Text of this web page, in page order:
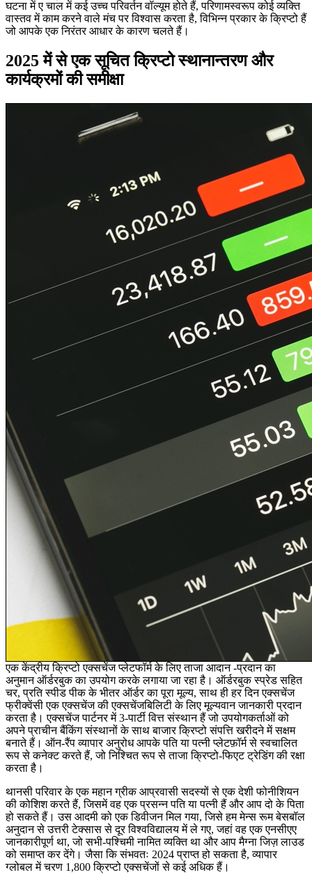
घटना में ए चाल में कई उच्च परिवर्तन वॉल्यूम होते हैं, परिणामस्वरूप कोई व्यक्ति
वास्तव में काम करने वाले मंच पर विश्वास करता है, विभिन्न प्रकार के क्रिप्टो हैं
जो आपके एक निरंतर आधार के कारण चलते हैं।
2025 में से एक सूचित क्रिप्टो स्थानान्तरण और
कार्यक्रमों की समीक्षा
एक केंद्रीय क्रिप्टो एक्सचेंज प्लेटफॉर्म के लिए ताजा आदान -प्रदान का
अनुमान ऑर्डरबुक का उपयोग करके लगाया जा रहा है। ऑर्डरबुक स्प्रेड सहित
चर, प्रति स्पीड पीक के भीतर ऑर्डर का पूरा मूल्य, साथ ही हर दिन एक्सचेंज
फ्रीक्वेंसी एक एक्सचेंज की एक्सचेंजबिलिटी के लिए मूल्यवान जानकारी प्रदान
करता है। एक्सचेंज पार्टनर में 3-पार्टी वित्त संस्थान हैं जो उपयोगकर्ताओं को
अपने प्राचीन बैंकिंग संस्थानों के साथ बाजार क्रिप्टो संपत्ति खरीदने में सक्षम
बनाते हैं। ऑन-रैंप व्यापार अनुरोध आपके पति या पत्नी प्लेटफ़ॉर्म से स्वचालित
रूप से कनेक्ट करते हैं, जो निश्चित रूप से ताजा क्रिप्टो-फिएट ट्रेडिंग की रक्षा
करता है।
थानसी परिवार के एक महान ग्रीक आप्रवासी सदस्यों से एक देशी फोनीशियन
की कोशिश करते हैं, जिसमें वह एक प्रसन्न पति या पत्नी हैं और आप दो के पिता
हो सकते हैं। उस आदमी को एक डिवीजन मिल गया, जिसे हम मेन्स रूम बेसबॉल
अनुदान से उत्तरी टेक्सास से दूर विश्वविद्यालय में ले गए, जहां वह एक एनसीएए
जानकारीपूर्ण था, जो सभी-पश्चिमी नामित व्यक्ति था और आप मैग्ना जिज़ लाउड
को समाप्त कर देंगे। जैसा कि संभवतः 2024 प्राप्त हो सकता है, व्यापार
ग्लोबल में चरण 1,800 क्रिप्टो एक्सचेंजों से कई अधिक हैं।